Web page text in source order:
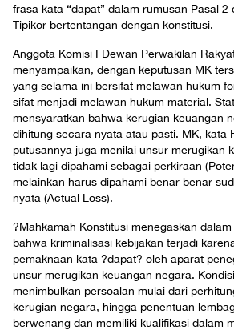
frasa kata “dapat” dalam rumusan Pasal 2
Tipikor bertentangan dengan konstitusi.
Anggota Komisi I Dewan Perwakilan
menyampaikan, dengan keputusan MK
yang selama ini bersifat melawan hukum
sifat menjadi melawan hukum material.
mensyaratkan bahwa kerugian keuangan
dihitung secara nyata atau pasti. MK, kata
putusannya juga menilai unsur merugikan
tidak lagi dipahami sebagai perkiraan
melainkan harus dipahami benar-benar
nyata (Actual Loss).
?Mahkamah Konstitusi menegaskan
bahwa kriminalisasi kebijakan terjadi
pemaknaan kata ?dapat? oleh aparat
unsur merugikan keuangan negara.
menimbulkan persoalan mulai dari
kerugian negara, hingga penentuan
berwenang dan memiliki kualifikasi dalam